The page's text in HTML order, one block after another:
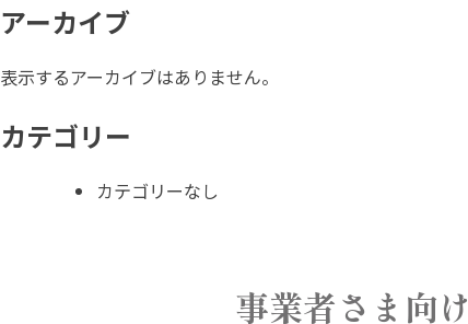
アーカイブ
表示するアーカイブはありません。
カテゴリー
カテゴリーなし
事業者さま向け